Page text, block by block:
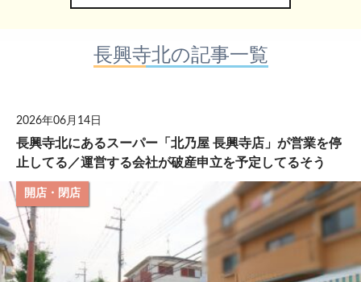
報サービス
WORK」のご
掲載につきま
長興寺北の記事一覧
2026年06月14日
長興寺北にあるスーパー「北乃屋 長興寺店」が営業を停
止してる／運営する会社が破産申立を予定してるそう
開店・閉店